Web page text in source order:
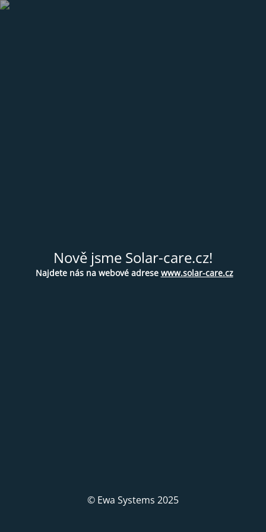
Nově jsme Solar-care.cz!
Najdete nás na webové adrese www.solar-care.cz
© Ewa Systems 2025